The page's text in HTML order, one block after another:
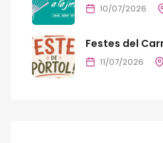
10/07/2026
Festes del
11/07/2026